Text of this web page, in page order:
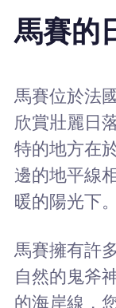
馬賽的
馬賽位於法
欣賞壯麗日
特的地方在
邊的地平線
暖的陽光下。
馬賽擁有許
自然的鬼斧
的海岸線，